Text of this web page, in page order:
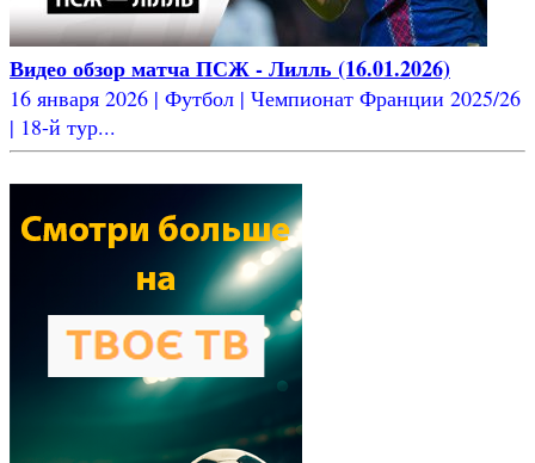
Видео обзор матча ПСЖ - Лилль (16.01.2026)
16 января 2026 | Футбол | Чемпионат Франции 2025/26
| 18-й тур...